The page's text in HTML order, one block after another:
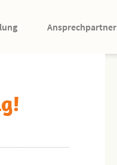
Ansprechpartner